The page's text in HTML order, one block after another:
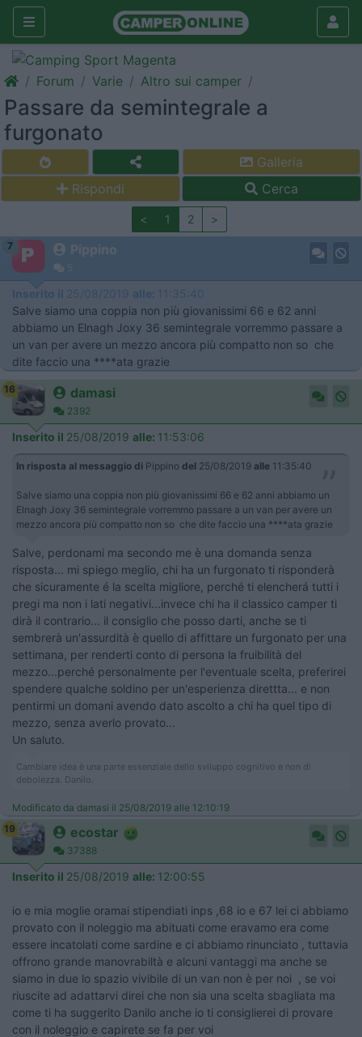
Forum Varie Altro sui camper
Passare da semintegrale a
furgonato
Galleria
Rispondi
Cerca
< 1 2 >
7 Pippino
5
Inserito il 25/08/2019 alle: 11:35:40
Salve siamo una coppia non più giovanissimi 66 e 62 anni
abbiamo un Elnagh Joxy 36 semintegrale vorremmo passare a
un van per avere un mezzo ancora più compatto non so che
dite faccio una ****ata grazie
16 damasi
2392
Inserito il 25/08/2019 alle: 11:53:06
In risposta al messaggio di Pippino del 25/08/2019 alle 11:35:40
Salve siamo una coppia non più giovanissimi 66 e 62 anni abbiamo un
Elnagh Joxy 36 semintegrale vorremmo passare a un van per avere un
mezzo ancora più compatto non so che dite faccio una ****ata grazie
Salve, perdonami ma secondo me è una domanda senza
risposta... mi spiego meglio, chi ha un furgonato ti risponderà
che sicuramente é la scelta migliore, perché ti elencherá tutti i
pregi ma non i lati negativi...invece chi ha il classico camper ti
dirà il contrario... il consiglio che posso darti, anche se ti
sembrerà un'assurdità è quello di affittare un furgonato per una
settimana, per renderti conto di persona la fruibilità del
mezzo...perché personalmente per l'eventuale scelta, preferirei
spendere qualche soldino per un'esperienza direttta... e non
pentirmi un domani avendo dato ascolto a chi ha quel tipo di
mezzo, senza averlo provato...
Un saluto.
Cambiare idea è una parte essenziale dello sviluppo cognitivo e non di
debolezza. Danilo.
Modificato da damasi il 25/08/2019 alle 12:10:19
19
ecostar
37388
Inserito il 25/08/2019 alle: 12:00:55
io e mia moglie oramai stipendiati inps ,68 io e 67 lei ci abbiamo
provato con il noleggio ma abituati come eravamo era come
essere incatolati come sardine e ci abbiamo rinunciato , tuttavia
offrono grande manovrabiltà e alcuni vantaggi ma anche se
siamo in due lo spazio vivibile di un van non è per noi , se voi
riuscite ad adattarvi direi che non sia una scelta sbagliata ma
come ti ha suggerito Danilo anche io ti consiglierei di provare
con il noleggio e capirete se fa per voi